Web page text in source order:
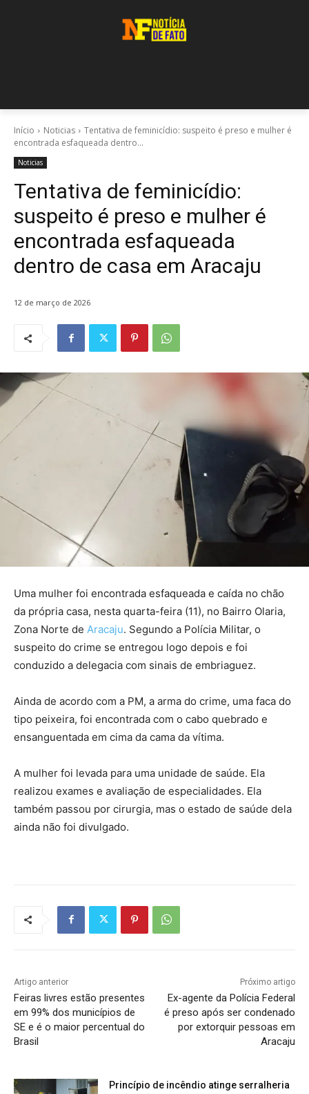
Início Noticias
Tentativa de feminicídio: suspeito é preso e mulher é
encontrada esfaqueada dentro...
Noticias
Tentativa de feminicídio:
suspeito é preso e mulher é
encontrada esfaqueada
dentro de casa em Aracaju
12 de março de 2026
Uma mulher foi encontrada esfaqueada e caída no chão
da própria casa, nesta quarta-feira (11), no Bairro Olaria,
Zona Norte de Aracaju. Segundo a Polícia Militar, o
suspeito do crime se entregou logo depois e foi
conduzido a delegacia com sinais de embriaguez.
Ainda de acordo com a PM, a arma do crime, uma faca do
tipo peixeira, foi encontrada com o cabo quebrado e
ensanguentada em cima da cama da vítima.
A mulher foi levada para uma unidade de saúde. Ela
realizou exames e avaliação de especialidades. Ela
também passou por cirurgia, mas o estado de saúde dela
ainda não foi divulgado.
Artigo anterior
Feiras livres estão presentes
em 99% dos municípios de
SE e é o maior percentual do
Brasil
Próximo artigo
Ex-agente da Polícia Federal
é preso após ser condenado
por extorquir pessoas em
Aracaju
Princípio de incêndio atinge serralheria